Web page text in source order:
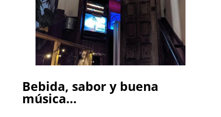
Bebida, sabor y buena
música…